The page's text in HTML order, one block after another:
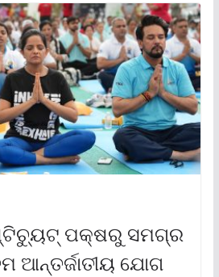
ପକ୍ଷରୁ ସମଗ୍ର
ଆନ୍ତର୍ଜାତୀୟ ଯୋଗ